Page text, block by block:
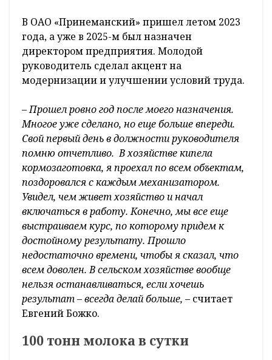
В ОАО «Принеманский» пришел летом 2023
года, а уже в 2025-м был назначен
директором предприятия. Молодой
руководитель сделал акцент на
модернизации и улучшении условий труда.
– Прошел ровно год после моего назначения.
Многое уже сделано, но еще больше впереди.
Свой первый день в должности руководителя
помню отчетливо. В хозяйстве кипела
кормозаготовка, я проехал по всем объектам,
поздоровался с каждым механизатором.
Увидел, чем живет хозяйство и начал
включаться в работу. Конечно, мы все еще
выстраиваем курс, по которому придем к
достойному результату. Прошло
недостаточно времени, чтобы я сказал, что
всем доволен. В сельском хозяйстве вообще
нельзя останавливаться, если хочешь
результат – всегда делай больше, – считает
Евгений Божко.
100 тонн молока в сутки